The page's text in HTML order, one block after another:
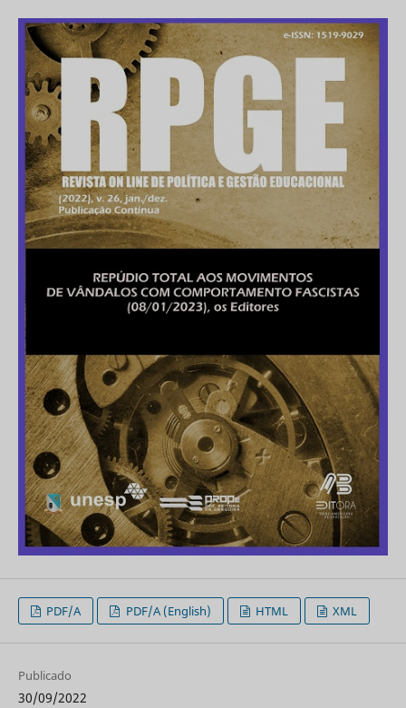
PDF/A PDF/A (English) HTML XML
Publicado
30/09/2022